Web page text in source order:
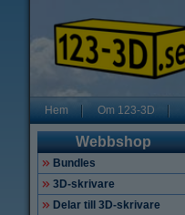
Hem Om 123-3D
Webbshop
Bundles
3D-skrivare
Delar till 3D-skrivare